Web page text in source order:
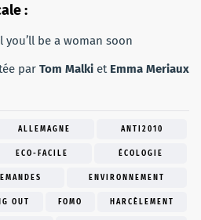
:
you’ll be a woman soon
par Tom Malki et Emma Meriaux
ALLEMAGNE ANTI2010
ECO-FACILE ÉCOLOGIE
ENVIRONNEMENT
OUT FOMO HARCÈLEMENT